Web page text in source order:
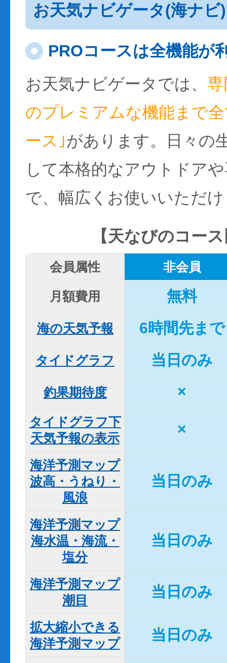
お天気ナビゲータ(海ナビ
PROコースは全機能が
お天気ナビゲータでは、
のプレミアムな機能まで
ース｣があります。日々の
して本格的なアウトドア
で、幅広くお使いいただ
【天なびのコー
会員属性 非会員
月額費用 無料
海の天気予報 6時間先まで
タイドグラフ 当日のみ
釣果期待度 ×
タイドグラフ下
天気予報の表示
×
海洋予測マップ
波高・うねり・
風浪
当日のみ
海洋予測マップ
海水温・海流・
塩分
当日のみ
海洋予測マップ
潮目
当日のみ
拡大縮小できる
海洋予測マップ
当日のみ